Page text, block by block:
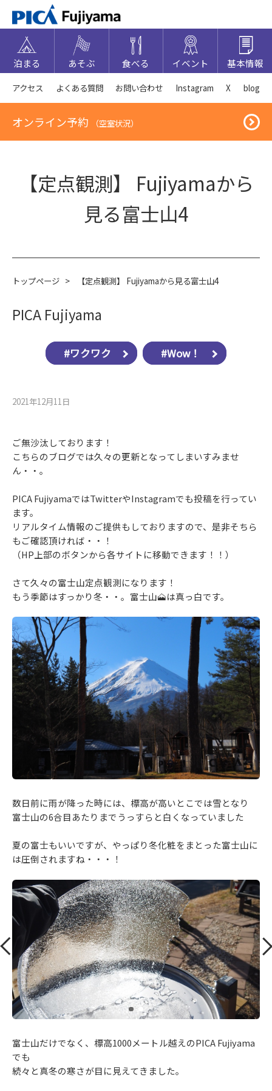
泊まる あそぶ 食べる イベント 基本情報
アクセス よくある質問 お問い合わせ Instagram X blog
オンライン予約 （空室状況）
【定点観測】 Fujiyamaから
見る富士山4
トップページ > 【定点観測】 Fujiyamaから見る富士山4
PICA Fujiyama
#ワクワク #Wow！
2021年12月11⽇
ご無沙汰しております！
こちらのブログでは久々の更新となってしまいすみませ
ん・・。
PICA FujiyamaではTwitterやInstagramでも投稿を行ってい
ます。
リアルタイム情報のご提供もしておりますので、是非そちら
もご確認頂ければ・・！
（HP上部のボタンから各サイトに移動できます！！）
さて久々の富士山定点観測になります！
もう季節はすっかり冬・・。富士山🗻は真っ白です。
数日前に雨が降った時には、標高が高いとこでは雪となり
富士山の6合目あたりまでうっすらと白くなっていました
夏の富士もいいですが、やっぱり冬化粧をまとった富士山に
は圧倒されますね・・・！
富士山だけでなく、標高1000メートル越えのPICA Fujiyama
でも
続々と真冬の寒さが目に見えてきました。